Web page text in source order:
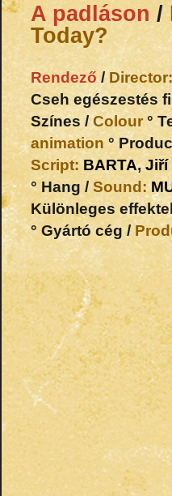
A padláson /
Today?
Rendező/
Cseh egészestés
Színes /Colour°
animation°
Script:BARTA,Jiří
° Hang / Sound:
Különleges
° Gyártó cég /